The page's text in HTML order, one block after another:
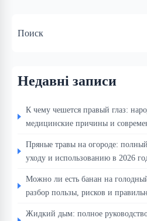
Поиск
Недавні записи
К чему чешется правый глаз:
медицинские причины и
Пряные травы на огороде:
уходу и использованию в 2026
Можно ли есть банан на
разбор пользы, рисков и
Жидкий дым: полное